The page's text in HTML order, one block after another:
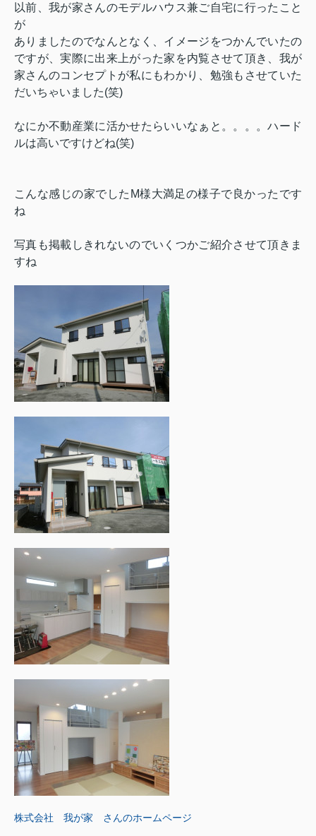
以前、我が家さんのモデルハウス兼ご自宅に行ったこと
が
ありましたのでなんとなく、イメージをつかんでいたの
ですが、実際に出来上がった家を内覧させて頂き、我が
家さんのコンセプトが私にもわかり、勉強もさせていた
だいちゃいました(笑)
なにか不動産業に活かせたらいいなぁと。。。。ハード
ルは高いですけどね(笑)
こんな感じの家でしたM様大満足の様子で良かったです
ね
写真も掲載しきれないのでいくつかご紹介させて頂きま
すね
株式会社 我が家 さんのホームページ